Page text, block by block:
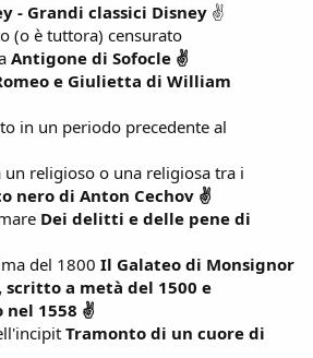
- Grandi classici Disney ✌
(o è tuttora) censurato
Antigone di Sofocle ✌
e Giulietta di William
in un periodo precedente al
religioso o una religiosa tra i
nero di Anton Cechov ✌
Dei delitti e delle pene di
del 1800 Il Galateo di Monsignor
scritto a metà del 1500 e
nel 1558 ✌
Tramonto di un cuore di